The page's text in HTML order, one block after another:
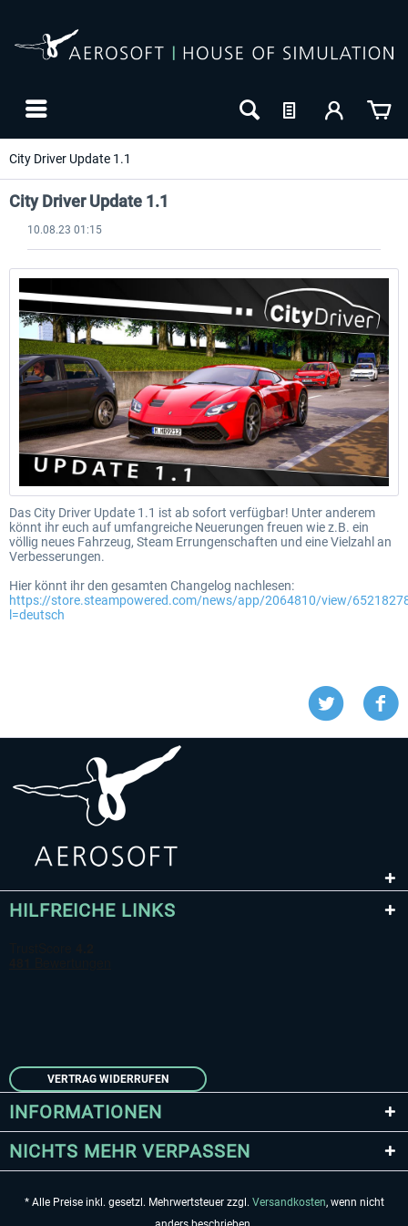
City Driver Update 1.1
City Driver Update 1.1
10.08.23 01:15
Das City Driver Update 1.1 ist ab sofort verfügbar! Unter anderem
könnt ihr euch auf umfangreiche Neuerungen freuen wie z.B. ein
völlig neues Fahrzeug, Steam Errungenschaften und eine Vielzahl an
Verbesserungen.
Hier könnt ihr den gesamten Changelog nachlesen:
https://store.steampowered.com/news/app/2064810/view/
l=deutsch
HILFREICHE LINKS
VERTRAG WIDERRUFEN
INFORMATIONEN
NICHTS MEHR VERPASSEN
* Alle Preise inkl. gesetzl. Mehrwertsteuer zzgl. Versandkosten, wenn nicht